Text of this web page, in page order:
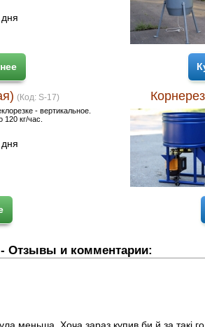
(Код: S-17)
- вертикальное.
кг/час.
Отзывы и комментарии: